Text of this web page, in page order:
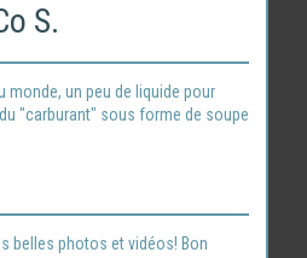
S.
monde, un peu de liquide pour
"carburant" sous forme de soupe
belles photos et vidéos! Bon